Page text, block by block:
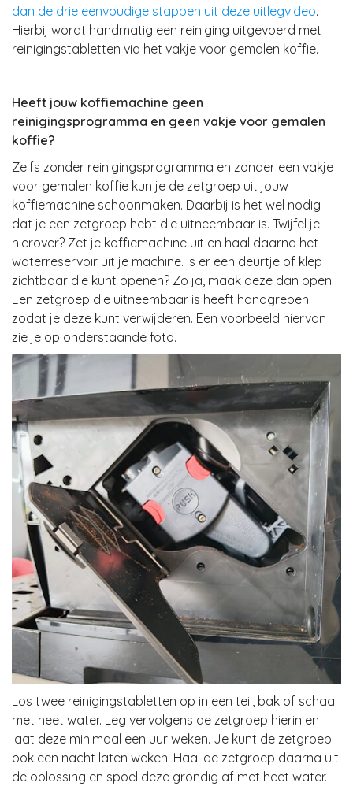
dan de drie eenvoudige stappen uit deze uitlegvideo.
Hierbij wordt handmatig een reiniging uitgevoerd met
reinigingstabletten via het vakje voor gemalen koffie.
Heeft jouw koffiemachine geen
reinigingsprogramma en geen vakje voor gemalen
koffie?
Zelfs zonder reinigingsprogramma en zonder een vakje
voor gemalen koffie kun je de zetgroep uit jouw
koffiemachine schoonmaken. Daarbij is het wel nodig
dat je een zetgroep hebt die uitneembaar is. Twijfel je
hierover? Zet je koffiemachine uit en haal daarna het
waterreservoir uit je machine. Is er een deurtje of klep
zichtbaar die kunt openen? Zo ja, maak deze dan open.
Een zetgroep die uitneembaar is heeft handgrepen
zodat je deze kunt verwijderen. Een voorbeeld hiervan
zie je op onderstaande foto.
Los twee reinigingstabletten op in een teil, bak of schaal
met heet water. Leg vervolgens de zetgroep hierin en
laat deze minimaal een uur weken. Je kunt de zetgroep
ook een nacht laten weken. Haal de zetgroep daarna uit
de oplossing en spoel deze grondig af met heet water.